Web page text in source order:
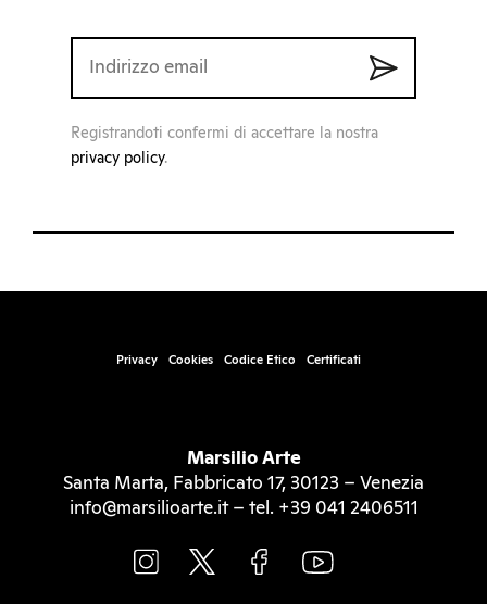
Registrandoti confermi di accettare la nostra
privacy policy.
Privacy Cookies Codice Etico Certificati
Marsilio Arte
Santa Marta, Fabbricato 17, 30123 – Venezia
info@marsilioarte.it – tel. +39 041 2406511